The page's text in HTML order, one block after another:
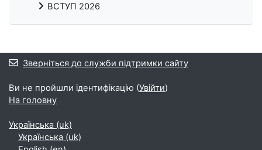
ВСТУП 2026
Зверніться до служби підтримки сайту
Ви не пройшли ідентифікацію (Увійти)
На головну
Українська ‎(uk)‎
Українська ‎(uk)‎